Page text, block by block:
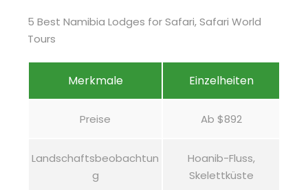
Merkmale Einzelheiten
Preise Ab $892
Landschaftsbeobachtun
g
Hoanib-Fluss,
Skelettküste